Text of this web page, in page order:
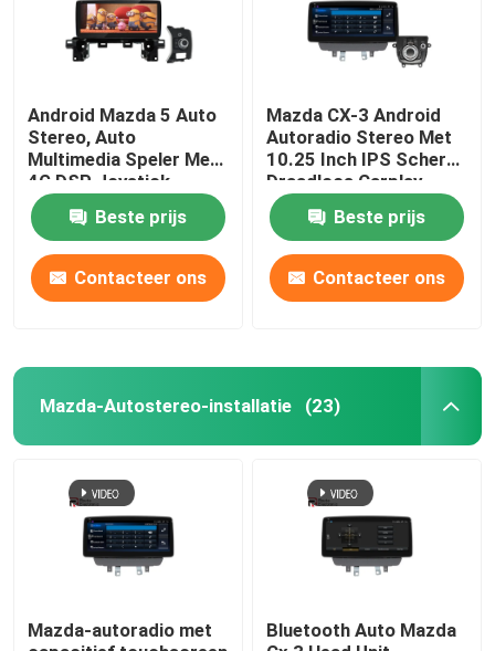
Android Mazda 5 Auto
Stereo, Auto
Multimedia Speler Met
4G DSP Joystick
Beste prijs
Contacteer ons
Mazda CX-3 Android
Autoradio Stereo Met
10.25 Inch IPS Scherm
Draadloos Carplay
Beste prijs
Contacteer ons
Mazda-Autostereo-installatie (23)
Mazda-autoradio met
Bluetooth Auto Mazda